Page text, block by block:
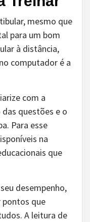
mesmo que
para um bom
à distância,
computador é a
com a
questões e o
Para esse
na
que
desempenho,
pontos que
A leitura de